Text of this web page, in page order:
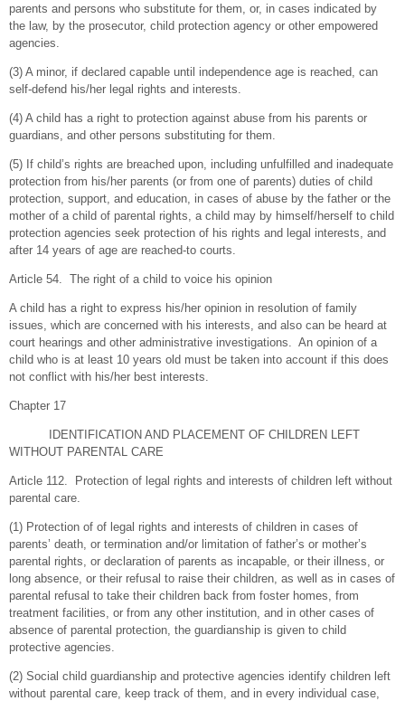
parents and persons who substitute for them, or, in cases indicated by
the law, by the prosecutor, child protection agency or other empowered
agencies.
(3) A minor, if declared capable until independence age is reached, can
self-defend his/her legal rights and interests.
(4) A child has a right to protection against abuse from his parents or
guardians, and other persons substituting for them.
(5) If child’s rights are breached upon, including unfulfilled and inadequate
protection from his/her parents (or from one of parents) duties of child
protection, support, and education, in cases of abuse by the father or the
mother of a child of parental rights, a child may by himself/herself to child
protection agencies seek protection of his rights and legal interests, and
after 14 years of age are reached-to courts.
Article 54. The right of a child to voice his opinion
A child has a right to express his/her opinion in resolution of family
issues, which are concerned with his interests, and also can be heard at
court hearings and other administrative investigations. An opinion of a
child who is at least 10 years old must be taken into account if this does
not conflict with his/her best interests.
Chapter 17
IDENTIFICATION AND PLACEMENT OF CHILDREN LEFT
WITHOUT PARENTAL CARE
Article 112. Protection of legal rights and interests of children left without
parental care.
(1) Protection of of legal rights and interests of children in cases of
parents’ death, or termination and/or limitation of father’s or mother’s
parental rights, or declaration of parents as incapable, or their illness, or
long absence, or their refusal to raise their children, as well as in cases of
parental refusal to take their children back from foster homes, from
treatment facilities, or from any other institution, and in other cases of
absence of parental protection, the guardianship is given to child
protective agencies.
(2) Social child guardianship and protective agencies identify children left
without parental care, keep track of them, and in every individual case,